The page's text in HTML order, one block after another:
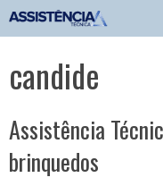
Pular
para
conteúdo
candide
Assistência
brinquedos